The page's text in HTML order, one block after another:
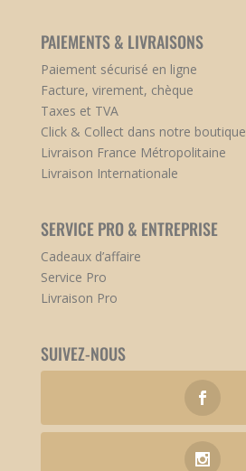
PAIEMENTS & LIVRAISONS
Paiement sécurisé en ligne
Facture, virement, chèque
Taxes et TVA
Click & Collect dans notre boutique
Livraison France Métropolitaine
Livraison Internationale
SERVICE PRO & ENTREPRISE
Cadeaux d’affaire
Service Pro
Livraison Pro
SUIVEZ-NOUS